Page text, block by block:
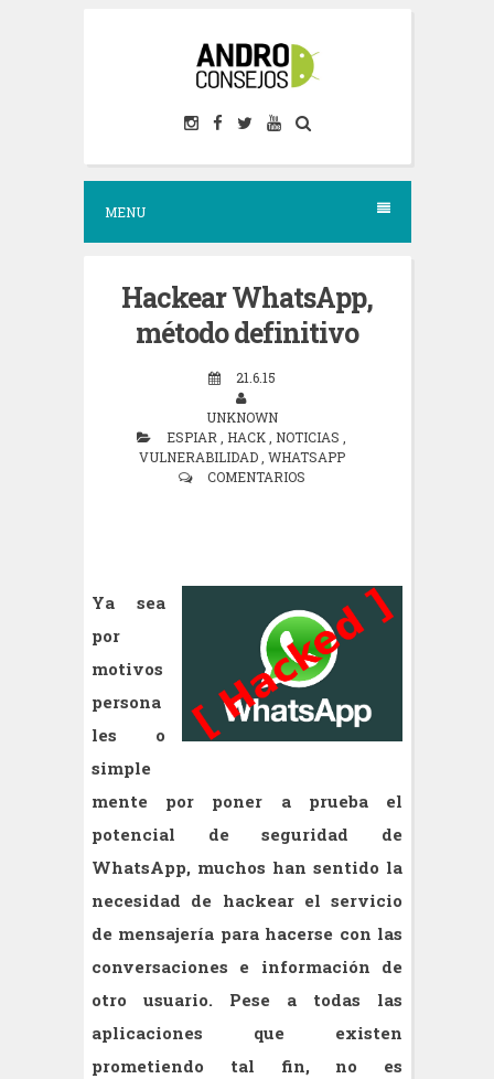
MENU
Hackear WhatsApp,
método definitivo
21.6.15
UNKNOWN
ESPIAR
HACK NOTICIAS
VULNERABILIDAD WHATSAPP
COMENTARIOS
Ya sea
por
motivos
persona
les o
simple
mente por poner a prueba el
potencial de seguridad de
WhatsApp, muchos han sentido la
necesidad de hackear el servicio
de mensajería para hacerse con las
conversaciones e información de
otro usuario. Pese a todas las
aplicaciones que existen
prometiendo tal fin, no es